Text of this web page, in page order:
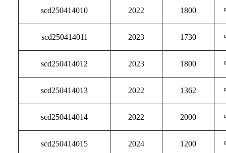
scd250414010 2022 1800
scd250414011 2023 1730
scd250414012 2023 1800
scd250414013 2022 1362
scd250414014 2022 2000
scd250414015 2024 1200